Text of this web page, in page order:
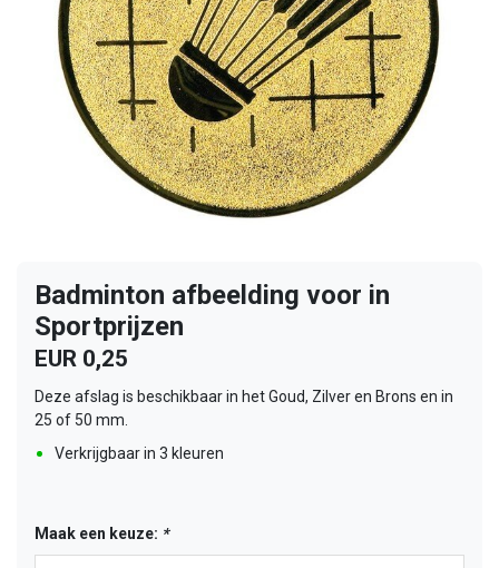
Badminton afbeelding voor in
Sportprijzen
EUR 0,25
Deze afslag is beschikbaar in het Goud, Zilver en Brons en in
25 of 50 mm.
Verkrijgbaar in 3 kleuren
Maak een keuze: *